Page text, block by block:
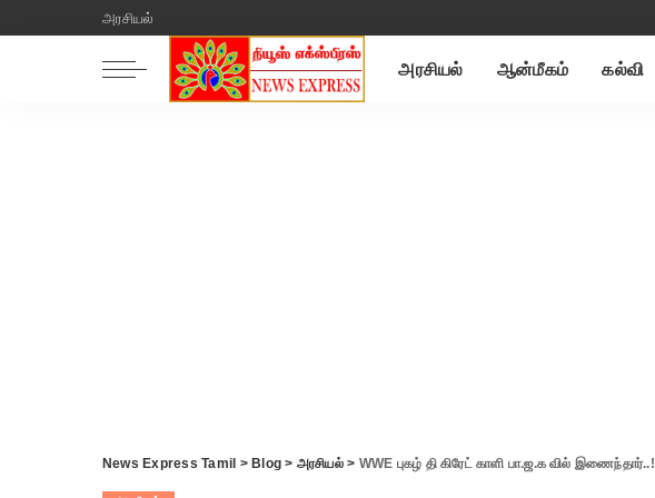
அரசியல்
அரசியல் ஆன்மீகம் கல்வி
News Express Tamil > Blog > அரசியல்> WWE புகழ் தி கிரேட் காளி பா.ஜ.க வில் இணைந்தார்..!